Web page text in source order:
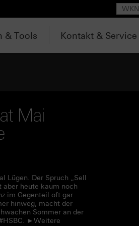
Suche
& Tools Kontakt & Service
Mai
Lügen. Der Spruch „Sell
aber heute kaum noch
im Gegenteil oft gar
hinweg, macht der
Sommer an der
►Weitere